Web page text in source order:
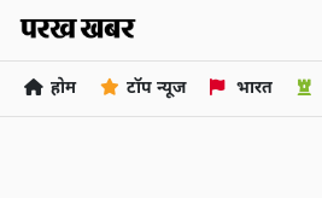
होम टॉप न्यूज भारत